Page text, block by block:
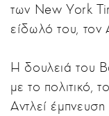
των New York
είδωλό του,
Η δουλειά του
με το πολιτικό,
Αντλεί